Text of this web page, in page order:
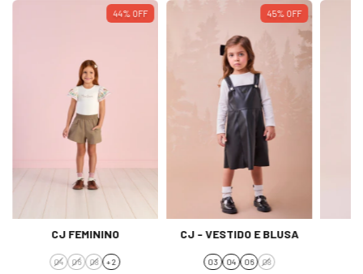
44% OFF
CJ FEMININO
04 06 08 + 2
45% OFF
CJ - VESTIDO E BLUSA
03 04 06 08